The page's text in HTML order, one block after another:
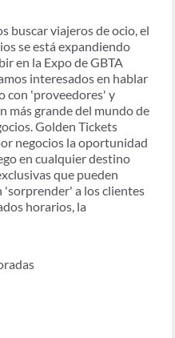
buscar viajeros de ocio, el
se está expandiendo
en la Expo de GBTA
interesados en hablar
con 'proveedores' y
más grande del mundo de
Golden Tickets
negocios la oportunidad
en cualquier destino
que pueden
'sorprender' a los clientes
horarios, la